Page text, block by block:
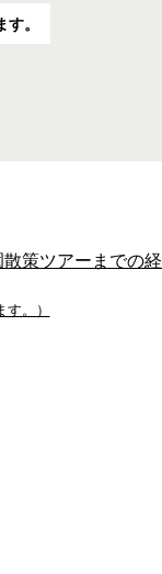
。
策ツアーまでの経
。）